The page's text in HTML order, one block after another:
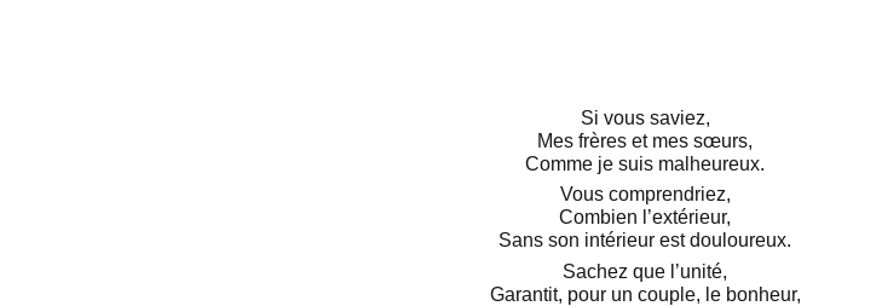
Si vous saviez,
Mes frères et mes sœurs,
Comme je suis malheureux.
Vous comprendriez,
Combien l’extérieur,
Sans son intérieur est douloureux.
Sachez que l’unité,
Garantit, pour un couple, le bonheur,